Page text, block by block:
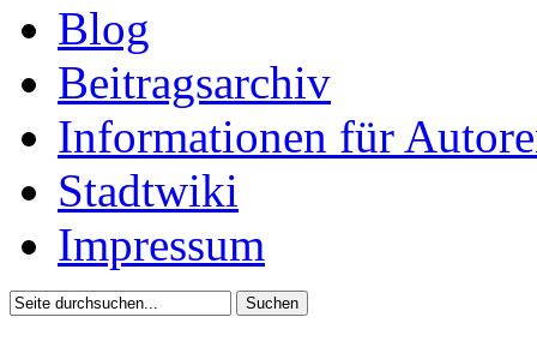
Blog
Beitragsarchiv
Informationen für
Stadtwiki
Impressum